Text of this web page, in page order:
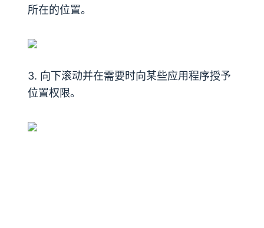
所在的位置。
3. 向下滚动并在需要时向某些应用程序授予
位置权限。